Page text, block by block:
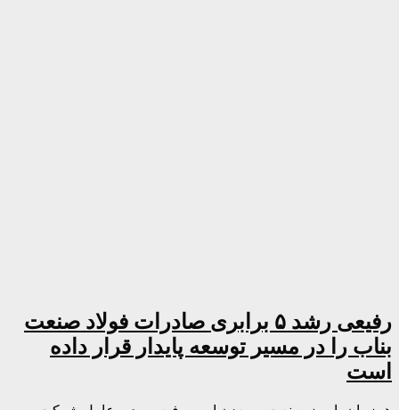
رفیعی رشد ۵ برابری صادرات فولاد صنعت
بناب را در مسیر توسعه پایدار قرار داده
است